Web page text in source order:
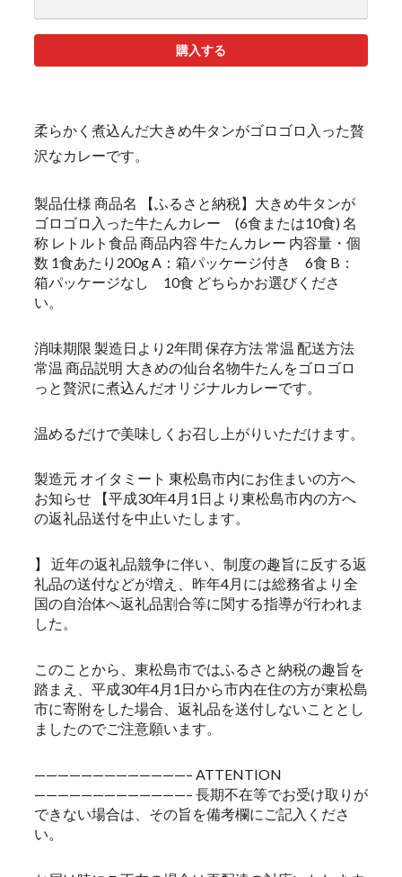
購入する
柔らかく煮込んだ大きめ牛タンがゴロゴロ入った贅
沢なカレーです。
製品仕様 商品名 【ふるさと納税】大きめ牛タンが
ゴロゴロ入った牛たんカレー (6食または10食) 名
称 レトルト食品 商品内容 牛たんカレー 内容量・個
数 1食あたり200g A：箱パッケージ付き 6食 B：
箱パッケージなし 10食 どちらかお選びくださ
い。
消味期限 製造日より2年間 保存方法 常温 配送方法
常温 商品説明 大きめの仙台名物牛たんをゴロゴロ
っと贅沢に煮込んだオリジナルカレーです。
温めるだけで美味しくお召し上がりいただけます。
製造元 オイタミート 東松島市内にお住まいの方へ
お知らせ 【平成30年4月1日より東松島市内の方へ
の返礼品送付を中止いたします。
】 近年の返礼品競争に伴い、制度の趣旨に反する返
礼品の送付などが増え、昨年4月には総務省より全
国の自治体へ返礼品割合等に関する指導が行われま
した。
このことから、東松島市ではふるさと納税の趣旨を
踏まえ、平成30年4月1日から市内在住の方が東松島
市に寄附をした場合、返礼品を送付しないこととし
ましたのでご注意願います。
—————————————– ATTENTION
—————————————– 長期不在等でお受け取りが
できない場合は、その旨を備考欄にご記入くださ
い。